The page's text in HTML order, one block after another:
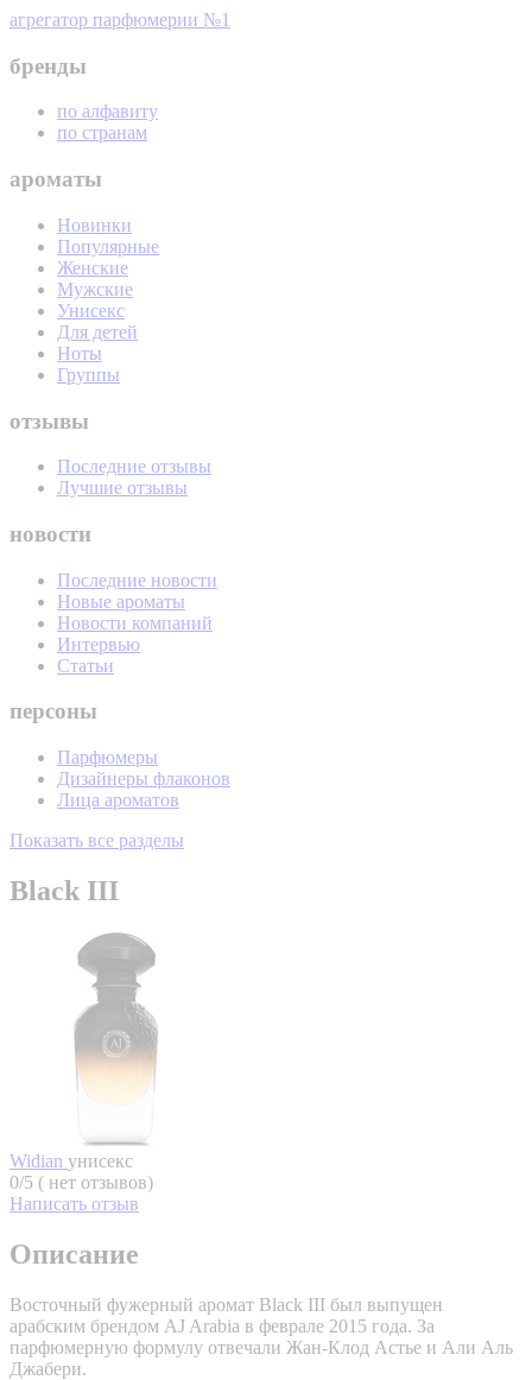
агрегатор парфюмерии №1
бренды
по алфавиту
по странам
ароматы
Новинки
Популярные
Женские
Мужские
Унисекс
Для детей
Ноты
Группы
отзывы
Последние отзывы
Лучшие отзывы
новости
Последние новости
Новые ароматы
Новости компаний
Интервью
Статьи
персоны
Парфюмеры
Дизайнеры флаконов
Лица ароматов
Показать все разделы
Black III
Widian унисекс
0/5 ( нет отзывов)
Написать отзыв
Описание
Восточный фужерный аромат Black III был выпущен
арабским брендом AJ Arabia в феврале 2015 года. За
парфюмерную формулу отвечали Жан-Клод Астье и Али Аль
Джабери.